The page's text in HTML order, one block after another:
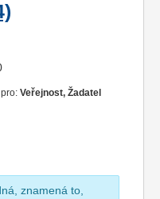
Veřejnost, Žadatel
znamená to,